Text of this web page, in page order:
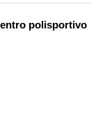
La minaccia
volumetto
Spengler e di
dei popoli». Solo
potuto
polisportivo